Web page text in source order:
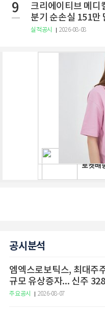
9
크리에이티브 메디
분기 순손실 151
사로 446만 달러 조
실적공시 2026-08-08
공시분석
엠엑스로보틱스, 최대주
규모 유상증자... 신주
주요공시 2026-08-07